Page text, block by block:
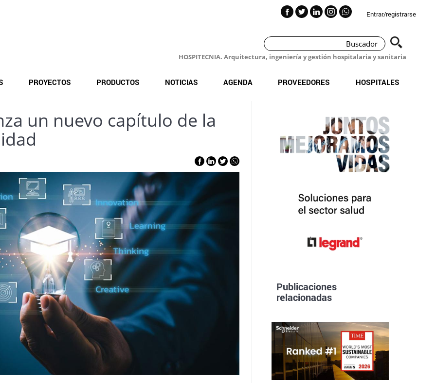
Entrar/registrarse
HOSPITECNIA. Arquitectura, ingeniería y gestión hospitalaria y sanitaria
PROYECTOS PRODUCTOS NOTICIAS AGENDA PROVEEDORES HOSPITALES
un nuevo capítulo de la
Publicaciones
relacionadas